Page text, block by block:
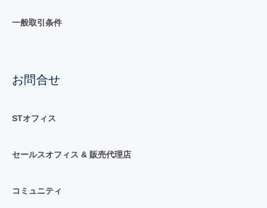
一般取引条件
お問合せ
STオフィス
セールスオフィス & 販売代理店
コミュニティ